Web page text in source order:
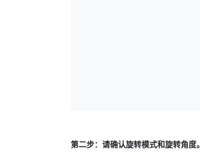
第二步：请确认旋转模式和旋转角度。